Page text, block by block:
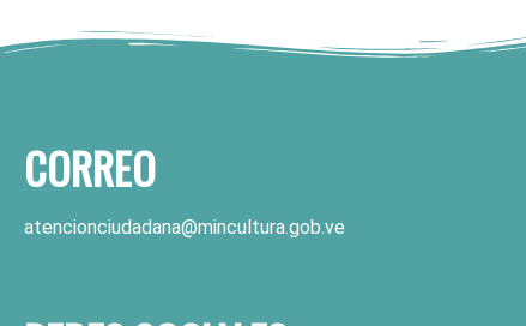
CORREO
atencionciudadana@mincultura.gob.ve